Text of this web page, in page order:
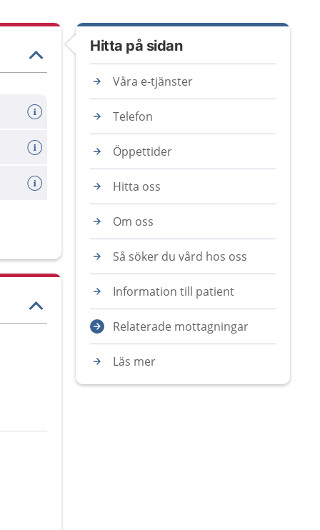
Hitta på sidan
Våra e-tjänster
Telefon
Öppettider
Hitta oss
Om oss
Så söker du vård hos oss
Information till patient
Relaterade mottagningar
Läs mer